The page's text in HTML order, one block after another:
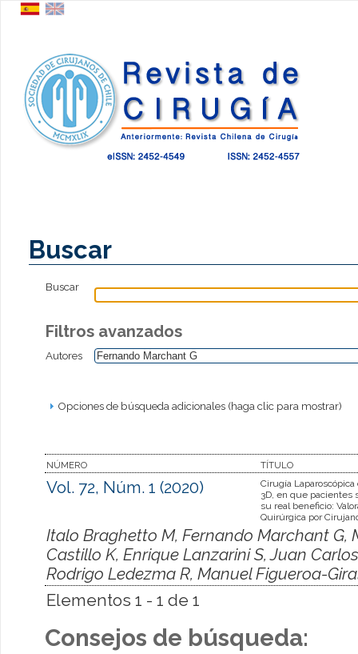
Buscar
Buscar
Filtros avanzados
Autores
Opciones de búsqueda adicionales (haga clic para mostrar)
NÚMERO TÍTULO
Vol. 72, Núm. 1 (2020)
Cirugía
3D, en que pacientes
su real beneficio:
Quirúrgica por
Italo Braghetto M, Fernando Marchant G,
Castillo K, Enrique Lanzarini S, Juan
Rodrigo Ledezma R, Manuel Figueroa-
Elementos 1 - 1 de 1
Consejos de búsqueda: